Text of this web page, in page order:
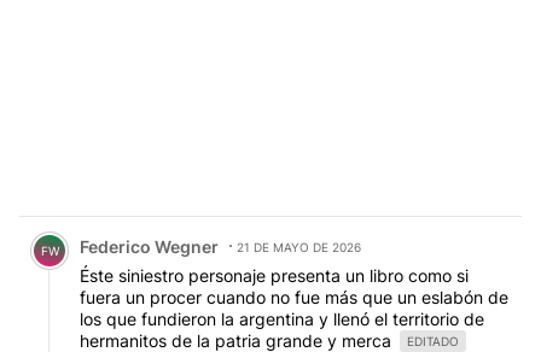
Comentario de Federico Wegner.
FW Federico Wegner 21 DE MAYO DE 2026
Éste siniestro personaje presenta un libro como si
fuera un procer cuando no fue más que un eslabón de
los que fundieron la argentina y llenó el territorio de
hermanitos de la patria grande y merca
EDITADO